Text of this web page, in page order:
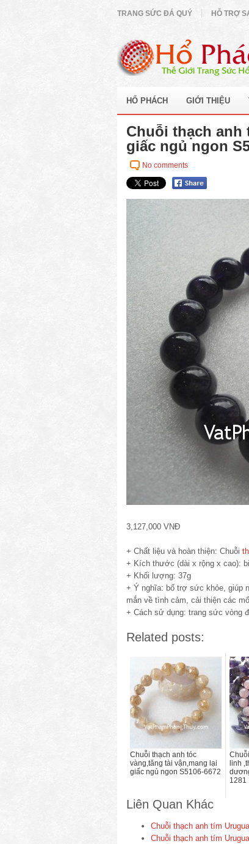
TRANG SỨC ĐÁ QUÝ HỖ TRỢ
HỔ PHÁCH GIỚI THIỆU
Chuỗi thạch anh
giấc ngủ ngon
No comments
3,127,000 VNĐ
+ Chất liệu và hoàn thiện: Chuỗi
+ Kích thước (dài x rộng x cao):
+ Khối lượng: 37g
+ Ý nghĩa: bổ trợ sức khỏe, giúp
mắn về tình cảm, cải thiện các
+ Cách sử dụng: trang sức vòng
Related posts:
Chuỗi thạch anh tóc
vàng,tăng tài vận,mang lại
giấc ngủ ngon S5106-6672
linh
1281
Liên Quan Khác
Chuỗi thạch anh tím
Chuỗi thạch anh tím